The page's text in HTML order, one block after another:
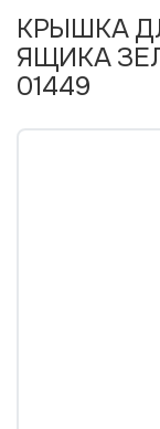
КРЫШКА
ЯЩИКА
01449